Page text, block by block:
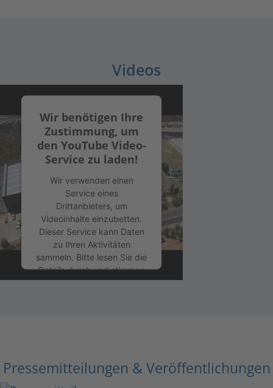
Videos
Wir benötigen Ihre
Zustimmung, um
den YouTube Video-
Service zu laden!
Wir verwenden einen
Service eines
Drittanbieters, um
Videoinhalte einzubetten.
Dieser Service kann Daten
zu Ihren Aktivitäten
sammeln. Bitte lesen Sie die
Details durch und stimmen
Sie der Nutzung des
Akzeptieren
Pressemitteilungen & Veröffentlichungen